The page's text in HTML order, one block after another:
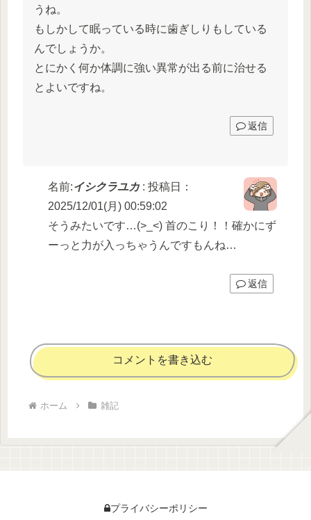
うね。
もしかして眠っている時に歯ぎしりもしている
んでしょうか。
とにかく何か体調に強い異常が出る前に治せる
とよいですね。
返信
名前:イシクラユカ : 投稿日：
2025/12/01(月) 00:59:02
そうみたいです…(>_<) 首のこり！！確かにず
ーっと力が入っちゃうんですもんね…
返信
コメントを書き込む
ホーム 雑記
プライバシーポリシー